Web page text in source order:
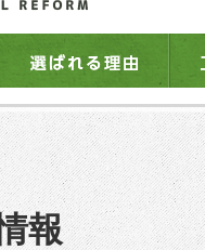
報